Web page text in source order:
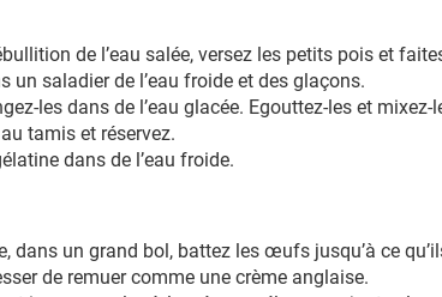
de l’eau salée, versez les petits pois et
un saladier de l’eau froide et des glaçons.
les dans de l’eau glacée. Egouttez-les et mixez-
tamis et réservez.
dans de l’eau froide.
dans un grand bol, battez les œufs jusqu’à ce
de remuer comme une crème anglaise.